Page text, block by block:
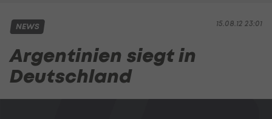
15.08.12 23:01
NEWS
Argentinien siegt in
Deutschland